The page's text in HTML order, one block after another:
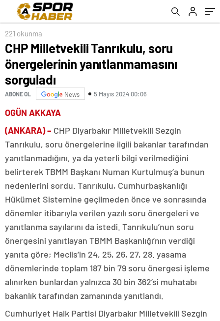
221 okunma
CHP Milletvekili Tanrıkulu, soru
önergelerinin yanıtlanmamasını
sorguladı
ABONE OL News 5 Mayıs 2024 00:06
OGÜN AKKAYA
(ANKARA) – CHP Diyarbakır Milletvekili Sezgin
Tanrıkulu, soru önergelerine ilgili bakanlar tarafından
yanıtlanmadığını, ya da yeterli bilgi verilmediğini
belirterek TBMM Başkanı Numan Kurtulmuş’a bunun
nedenlerini sordu. Tanrıkulu, Cumhurbaşkanlığı
Hükümet Sistemine geçilmeden önce ve sonrasında
dönemler itibarıyla verilen yazılı soru önergeleri ve
yanıtlanma sayılarını da istedi. Tanrıkulu’nun soru
önergesini yanıtlayan TBMM Başkanlığı’nın verdiği
yanıta göre; Meclis’in 24, 25, 26, 27, 28. yasama
dönemlerinde toplam 187 bin 79 soru önergesi işleme
alınırken bunlardan yalnızca 30 bin 362’si muhatabı
bakanlık tarafından zamanında yanıtlandı.
Cumhuriyet Halk Partisi Diyarbakır Milletvekili Sezgin